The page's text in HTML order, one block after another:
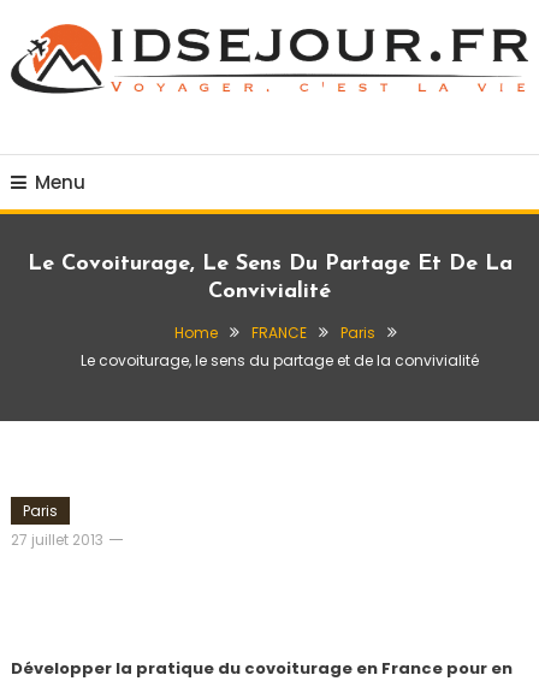
Content
Menu
Le Covoiturage, Le Sens Du Partage Et De La
Convivialité
Home FRANCE
Paris
Le covoiturage, le sens du partage et de la convivialité
Paris
27 juillet 2013
admin
Développer la pratique du covoiturage en France pour en